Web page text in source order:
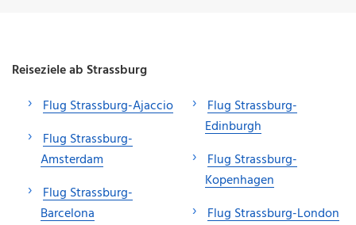
Reiseziele ab Strassburg
Flug Strassburg-Ajaccio
Flug Strassburg-
Amsterdam
Flug Strassburg-
Barcelona
Flug Strassburg-
Edinburgh
Flug Strassburg-
Kopenhagen
Flug Strassburg-London